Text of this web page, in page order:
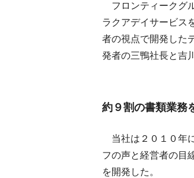
フロンティークグ
ラクアデイサービス
者の視点で開発した
発者の三鴨社長と吉
約９割の書類業務
当社は２０１０年
フの声と経営者の目
を開発した。